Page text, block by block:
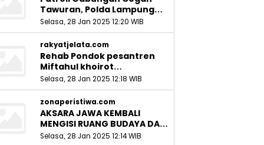
Tawuran, Polda Lampung
Ingatkan Peran Orang Tua
Selasa, 28 Jan 2025 12:20 WIB
rakyatjelata.com
Rehab Pondok pesantren
Miftahul khoirot
Meninggalkan Hutang Ke
Material, Mantan Kadis PUPR
Harus Bertanggung Jawab
Selasa, 28 Jan 2025 12:18 WIB
zonaperistiwa.com
AKSARA JAWA KEMBALI
MENGISI RUANG BUDAYA DAN
SITUS LELUHUR NUSANTARA
Selasa, 28 Jan 2025 12:14 WIB